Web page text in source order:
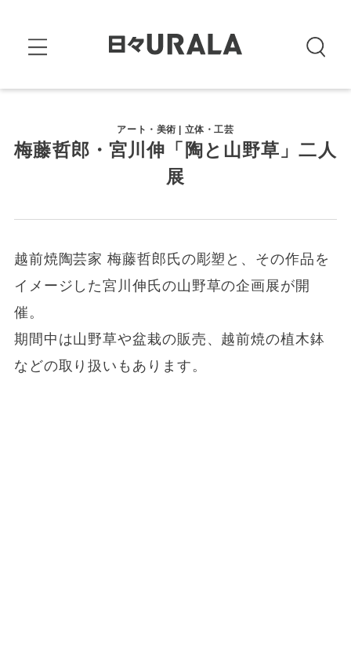
アート・美術 | 立体・工芸
梅藤哲郎・宮川伸「陶と山野草」二人
展
越前焼陶芸家 梅藤哲郎氏の彫塑と、その作品を
イメージした宮川伸氏の山野草の企画展が開
催。
期間中は山野草や盆栽の販売、越前焼の植木鉢
などの取り扱いもあります。